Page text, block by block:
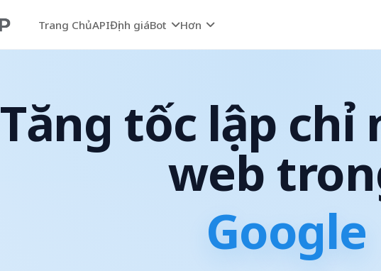
Trang ChủAPIĐịnh giáBot Hơn
Tăng tốc lập chỉ
web
Google